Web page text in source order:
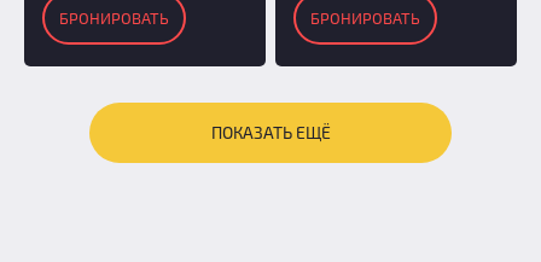
БРОНИРОВАТЬ БРОНИРОВАТЬ
ПОКАЗАТЬ ЕЩЁ